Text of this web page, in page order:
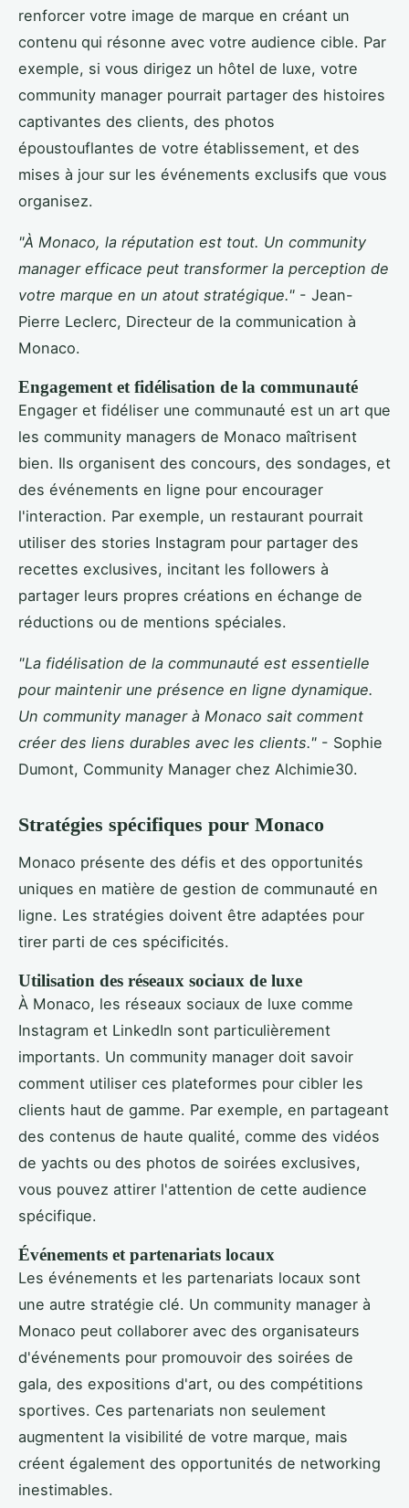
renforcer votre image de marque en créant un
contenu qui résonne avec votre audience cible. Par
exemple, si vous dirigez un hôtel de luxe, votre
community manager pourrait partager des histoires
captivantes des clients, des photos
époustouflantes de votre établissement, et des
mises à jour sur les événements exclusifs que vous
organisez.
"À Monaco, la réputation est tout. Un community
manager efficace peut transformer la perception de
votre marque en un atout stratégique." - Jean-
Pierre Leclerc, Directeur de la communication à
Monaco.
Engagement et fidélisation de la communauté
Engager et fidéliser une communauté est un art que
les community managers de Monaco maîtrisent
bien. Ils organisent des concours, des sondages, et
des événements en ligne pour encourager
l'interaction. Par exemple, un restaurant pourrait
utiliser des stories Instagram pour partager des
recettes exclusives, incitant les followers à
partager leurs propres créations en échange de
réductions ou de mentions spéciales.
"La fidélisation de la communauté est essentielle
pour maintenir une présence en ligne dynamique.
Un community manager à Monaco sait comment
créer des liens durables avec les clients." - Sophie
Dumont, Community Manager chez Alchimie30.
Stratégies spécifiques pour Monaco
Monaco présente des défis et des opportunités
uniques en matière de gestion de communauté en
ligne. Les stratégies doivent être adaptées pour
tirer parti de ces spécificités.
Utilisation des réseaux sociaux de luxe
À Monaco, les réseaux sociaux de luxe comme
Instagram et LinkedIn sont particulièrement
importants. Un community manager doit savoir
comment utiliser ces plateformes pour cibler les
clients haut de gamme. Par exemple, en partageant
des contenus de haute qualité, comme des vidéos
de yachts ou des photos de soirées exclusives,
vous pouvez attirer l'attention de cette audience
spécifique.
Événements et partenariats locaux
Les événements et les partenariats locaux sont
une autre stratégie clé. Un community manager à
Monaco peut collaborer avec des organisateurs
d'événements pour promouvoir des soirées de
gala, des expositions d'art, ou des compétitions
sportives. Ces partenariats non seulement
augmentent la visibilité de votre marque, mais
créent également des opportunités de networking
inestimables.